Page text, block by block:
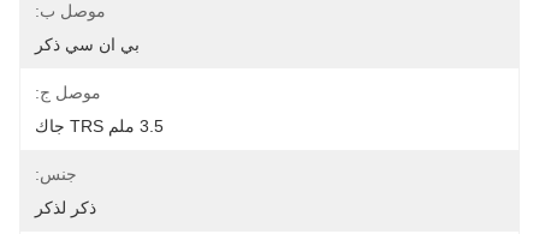
موصل ب:
بي ان سي ذكر
موصل ج:
3.5 ملم TRS جاك
جنس:
ذكر لذكر